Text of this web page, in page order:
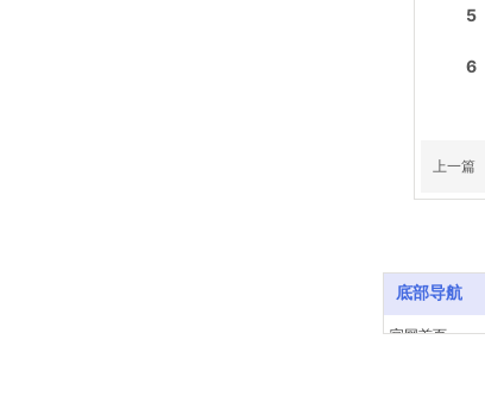
5
6
上一篇
底部导航
官网首页